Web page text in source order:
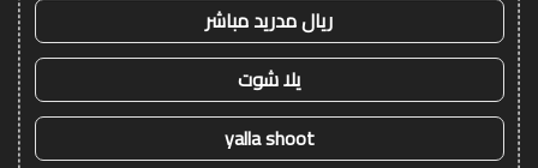
ريال مدريد مباشر
يلا شوت
yalla shoot